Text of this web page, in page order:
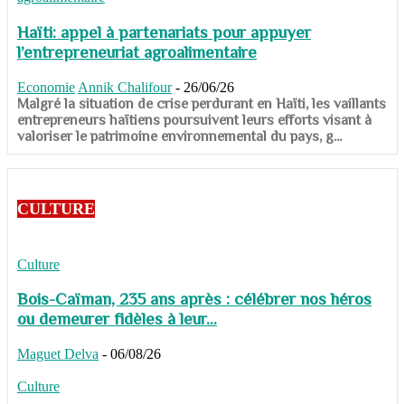
Haïti: appel à partenariats pour appuyer
l’entrepreneuriat agroalimentaire
Economie Annik Chalifour - 26/06/26
​​​​​​​Malgré la situation de crise perdurant en Haïti, les vaillants
entrepreneurs haïtiens poursuivent leurs efforts visant à
valoriser le patrimoine environnemental du pays, g...
CULTURE
Culture
Bois-Caïman, 235 ans après : célébrer nos héros
ou demeurer fidèles à leur...
Maguet Delva - 06/08/26
Culture